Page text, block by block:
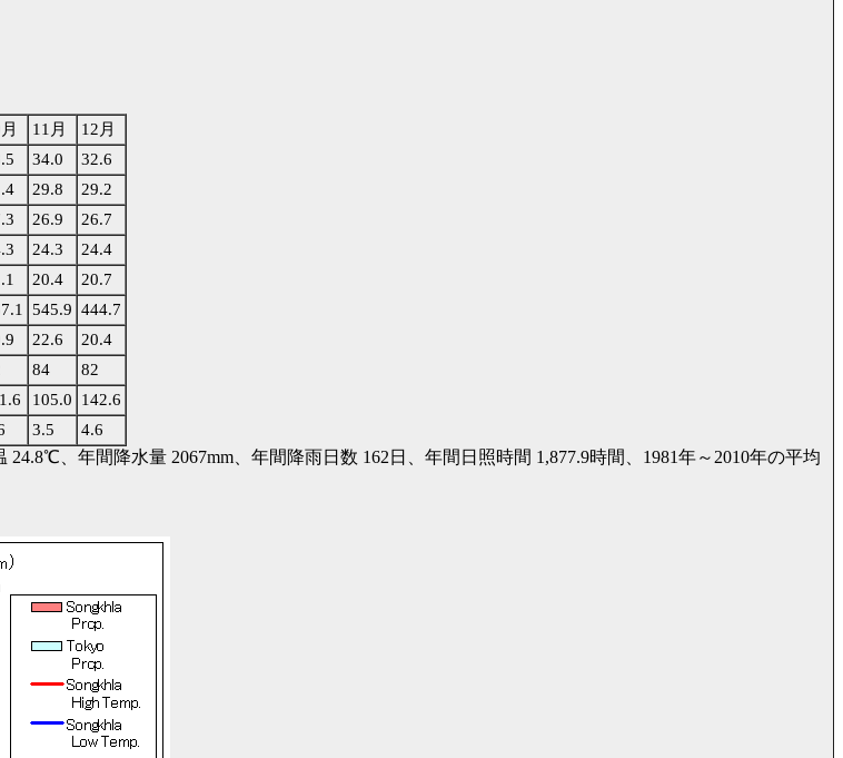
11月
12月
34.0
32.6
29.8
29.2
26.9
26.7
24.3
24.4
20.4
20.7
545.9 444.7
22.6
20.4
84
82
105.0
142.6
3.5 4.6
、年間降水量 2067mm、年間降雨日数 162日、年間日照時間 1,877.9時間、1981年～2010年の平均